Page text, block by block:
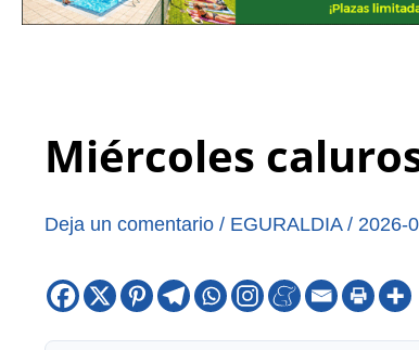
Miércoles
Deja un comentario / EGURALDIA/ 2026-